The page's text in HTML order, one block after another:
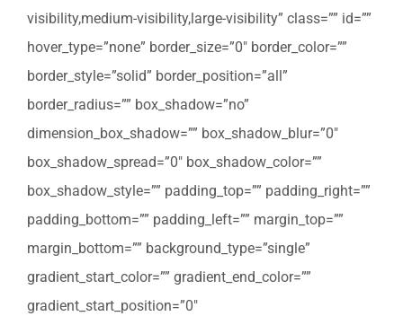
visibility,medium-visibility,large-visibility” class=”” id=””
hover_type=”none” border_size=”0″ border_color=””
border_style=”solid” border_position=”all”
border_radius=”” box_shadow=”no”
dimension_box_shadow=”” box_shadow_blur=”0″
box_shadow_spread=”0″ box_shadow_color=””
box_shadow_style=”” padding_top=”” padding_right=””
padding_bottom=”” padding_left=”” margin_top=””
margin_bottom=”” background_type=”single”
gradient_start_color=”” gradient_end_color=””
gradient_start_position=”0″